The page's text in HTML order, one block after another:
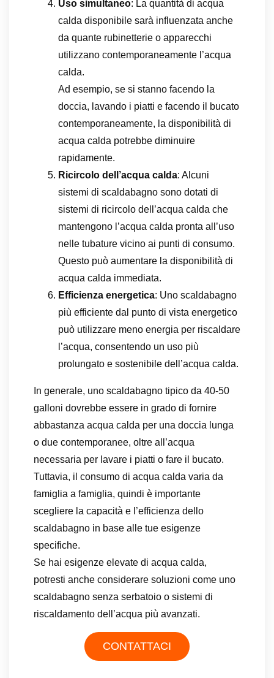
Uso simultaneo: La quantità di acqua
calda disponibile sarà influenzata anche
da quante rubinetterie o apparecchi
utilizzano contemporaneamente l’acqua
calda.
Ad esempio, se si stanno facendo la
doccia, lavando i piatti e facendo il bucato
contemporaneamente, la disponibilità di
acqua calda potrebbe diminuire
rapidamente.
Ricircolo dell’acqua calda: Alcuni
sistemi di scaldabagno sono dotati di
sistemi di ricircolo dell’acqua calda che
mantengono l’acqua calda pronta all’uso
nelle tubature vicino ai punti di consumo.
Questo può aumentare la disponibilità di
acqua calda immediata.
Efficienza energetica: Uno scaldabagno
più efficiente dal punto di vista energetico
può utilizzare meno energia per riscaldare
l’acqua, consentendo un uso più
prolungato e sostenibile dell’acqua calda.
In generale, uno scaldabagno tipico da 40-50
galloni dovrebbe essere in grado di fornire
abbastanza acqua calda per una doccia lunga
o due contemporanee, oltre all’acqua
necessaria per lavare i piatti o fare il bucato.
Tuttavia, il consumo di acqua calda varia da
famiglia a famiglia, quindi è importante
scegliere la capacità e l’efficienza dello
scaldabagno in base alle tue esigenze
specifiche.
Se hai esigenze elevate di acqua calda,
potresti anche considerare soluzioni come uno
scaldabagno senza serbatoio o sistemi di
riscaldamento dell’acqua più avanzati.
CONTATTACI